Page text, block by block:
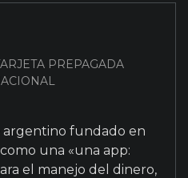
PREPAGADA
argentino fundado en
una «una app:
el manejo del dinero,